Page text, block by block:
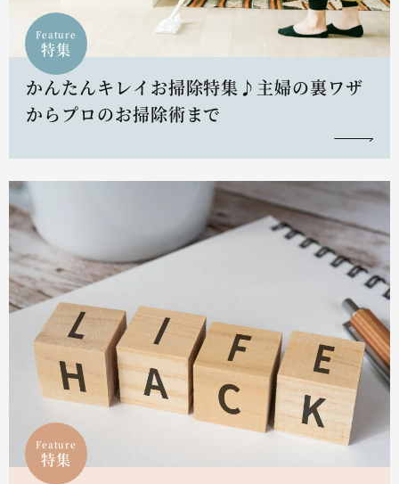
Feature
特集
かんたんキレイお掃除特集♪主婦の裏ワザ
からプロのお掃除術まで
Feature
特集